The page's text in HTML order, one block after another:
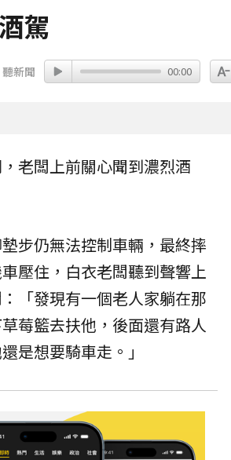
駕
聽新聞 00:00
老闆上前關心聞到濃烈酒
步仍無法控制車輛，最終摔
壓住，白衣老闆聽到聲響上
「發現有一個老人家躺在那
莓籃去扶他，後面還有路人
是想要騎車走。」